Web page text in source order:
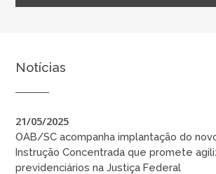
Notícias
21/05/2025
OAB/SC acompanha implantação do
Instrução Concentrada que promete
previdenciários na Justiça Federal